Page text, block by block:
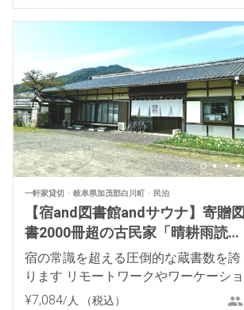
一軒家貸切 岐阜県加茂郡白川町 民泊
【宿and図書館andサウナ】寄贈図
書2000冊超の古民家「晴耕雨読と
みだ」
宿の常識を超える圧倒的な蔵書数を誇
ります リモートワークやワーケーショ
ンにも対応します
¥7,084/人 （税込）